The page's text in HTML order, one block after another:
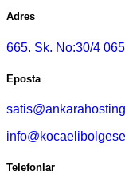
Adres
665. Sk. No:30/4
Eposta
Telefonlar